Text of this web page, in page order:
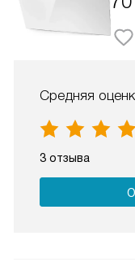
Средняя
3 отзыва